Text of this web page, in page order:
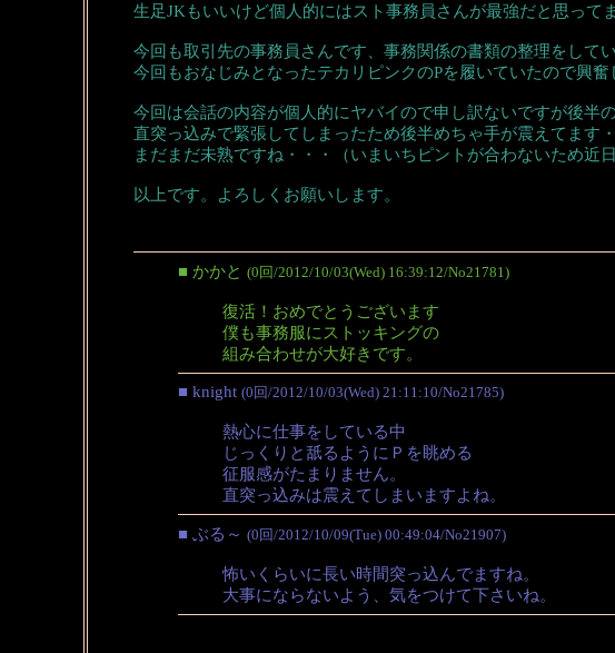
生足JKもいいけど個人的にはスト事務員さんが最強だと思って
今回も取引先の事務員さんです、事務関係の書類の整理をし
今回もおなじみとなったテカリピンクのPを履いていたので興奮
今回は会話の内容が個人的にヤバイので申し訳ないですが後半
直突っ込みで緊張してしまったため後半めちゃ手が震えてます・
まだまだ未熟ですね・・・（いまいちピントが合わないため近
以上です。よろしくお願いします。
■ かかと (0回/2012/10/03(Wed) 16:39:12/No21781)
復活！おめでとうございます
僕も事務服にストッキングの
組み合わせが大好きです。
■ knight (0回/2012/10/03(Wed) 21:11:10/No21785)
熱心に仕事をしている中
じっくりと舐るようにＰを眺める
征服感がたまりません。
直突っ込みは震えてしまいますよね。
■ ぶる～ (0回/2012/10/09(Tue) 00:49:04/No21907)
怖いくらいに長い時間突っ込んでますね。
大事にならないよう、気をつけて下さいね。